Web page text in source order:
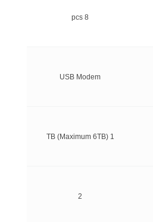
USB Modem
1 TB (Maximum 6TB)
8 pcs
2